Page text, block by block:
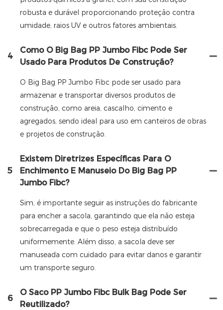
robusta e durável proporcionando proteção contra
umidade, raios UV e outros fatores ambientais.
4
Como O Big Bag PP Jumbo Fibc Pode Ser
Usado Para Produtos De Construção?
O Big Bag PP Jumbo Fibc pode ser usado para
armazenar e transportar diversos produtos de
construção, como areia, cascalho, cimento e
agregados, sendo ideal para uso em canteiros de obras
e projetos de construção.
5
Existem Diretrizes Específicas Para O
Enchimento E Manuseio Do Big Bag PP
Jumbo Fibc?
Sim, é importante seguir as instruções do fabricante
para encher a sacola, garantindo que ela não esteja
sobrecarregada e que o peso esteja distribuído
uniformemente. Além disso, a sacola deve ser
manuseada com cuidado para evitar danos e garantir
um transporte seguro.
6
O Saco PP Jumbo Fibc Bulk Bag Pode Ser
Reutilizado?